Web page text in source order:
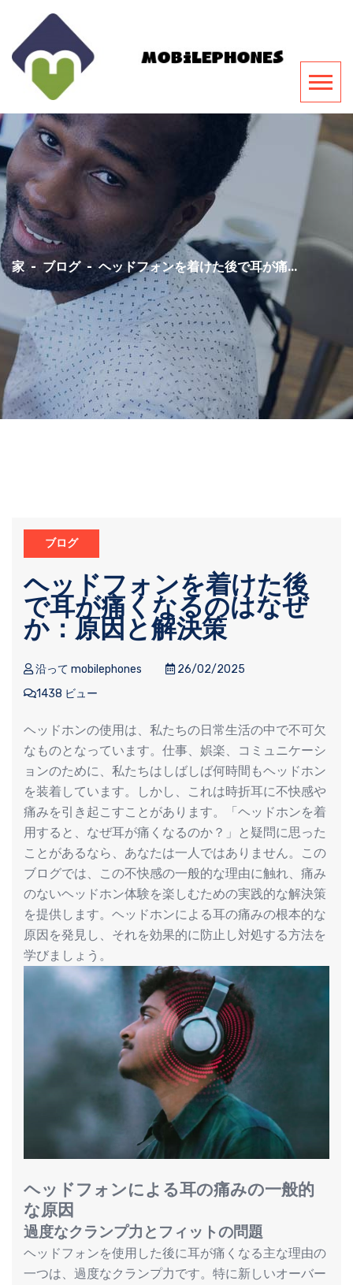
家 - ブログ - ヘッドフォンを着けた後で耳が痛...
ブログ
ヘッドフォンを着けた後
で耳が痛くなるのはなぜ
か：原因と解決策
沿って mobilephones
26/02/2025
1438 ビュー
ヘッドホンの使用は、私たちの日常生活の中で不可欠
なものとなっています。仕事、娯楽、コミュニケーシ
ョンのために、私たちはしばしば何時間もヘッドホン
を装着しています。しかし、これは時折耳に不快感や
痛みを引き起こすことがあります。「ヘッドホンを着
用すると、なぜ耳が痛くなるのか？」と疑問に思った
ことがあるなら、あなたは一人ではありません。この
ブログでは、この不快感の一般的な理由に触れ、痛み
のないヘッドホン体験を楽しむための実践的な解決策
を提供します。ヘッドホンによる耳の痛みの根本的な
原因を発見し、それを効果的に防止し対処する方法を
学びましょう。
ヘッドフォンによる耳の痛みの一般的
な原因
過度なクランプ力とフィットの問題
ヘッドフォンを使用した後に耳が痛くなる主な理由の
一つは、過度なクランプ力です。特に新しいオーバー